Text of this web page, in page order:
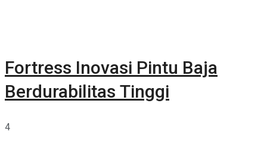
Fortress Inovasi Pintu Baja
Berdurabilitas Tinggi
4